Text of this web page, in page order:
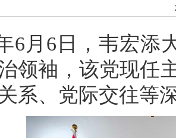
6月6日，韦宏添
领袖，该党现任
系、党际交往等